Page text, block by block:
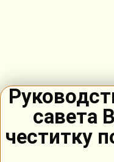
савета
честитку